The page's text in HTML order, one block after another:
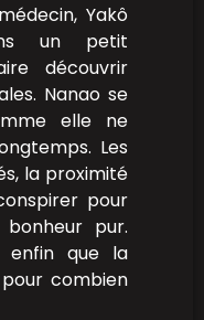
Yakô
un petit
découvrir
Nanao se
elle ne
Les
la proximité
pour
pur.
enfin que la
combien